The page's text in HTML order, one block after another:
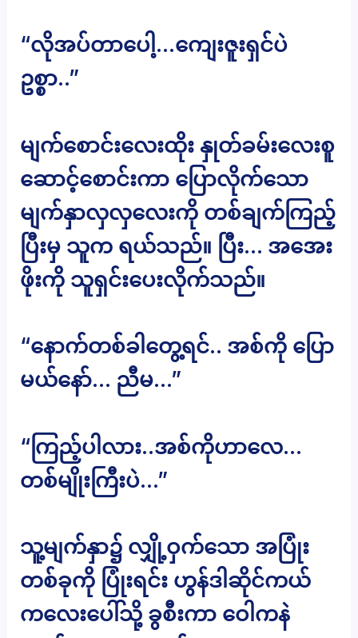
“လိုအပ်တာပေါ့…ကျေးဇူးရှင်ပဲ
ဥစ္စာ..”
မျက်စောင်းလေးထိုး နှုတ်ခမ်းလေးစူ
ဆောင့်စောင်းကာ ပြောလိုက်သော
မျက်နှာလှလှလေးကို တစ်ချက်ကြည့်
ပြီးမှ သူက ရယ်သည်။ ပြီး… အအေး
ဖိုးကို သူရှင်းပေးလိုက်သည်။
“နောက်တစ်ခါတွေ့ရင်.. အစ်ကို ပြော
မယ်နော်… ညီမ…”
“ကြည့်ပါလား..အစ်ကိုဟာလေ…
တစ်မျိုးကြီးပဲ…”
သူ့မျက်နှာ၌ လျှို့ဝှက်သော အပြုံး
တစ်ခုကို ပြုံးရင်း ဟွန်ဒါဆိုင်ကယ်
ကလေးပေါ်သို့ ခွစီးကာ ဝေါကနဲ